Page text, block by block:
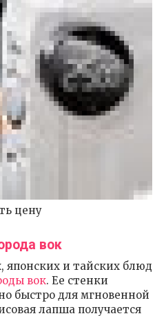
цену
вок
и тайских блюд
вок. Ее стенки
быстро для мгновенной
лапша получается